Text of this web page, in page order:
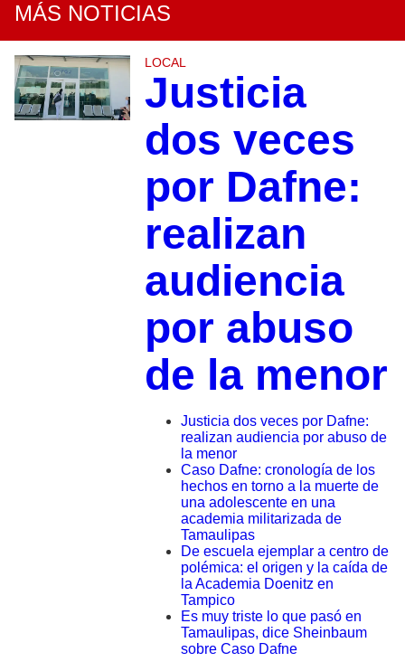
MÁS NOTICIAS
LOCAL
Justicia
dos veces
por Dafne:
realizan
audiencia
por abuso
de la menor
Justicia dos veces por Dafne:
realizan audiencia por abuso de
la menor
Caso Dafne: cronología de los
hechos en torno a la muerte de
una adolescente en una
academia militarizada de
Tamaulipas
De escuela ejemplar a centro de
polémica: el origen y la caída de
la Academia Doenitz en
Tampico
Es muy triste lo que pasó en
Tamaulipas, dice Sheinbaum
sobre Caso Dafne